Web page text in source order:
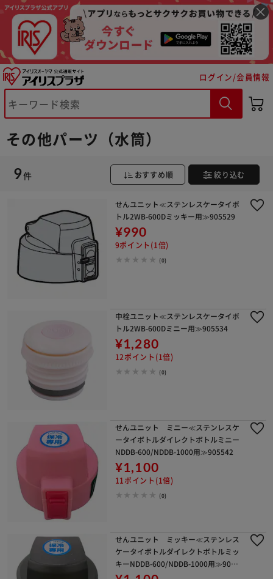
ログイン/会員情報
その他パーツ（水筒）
9件 おすすめ順 絞り込む
せんユニット≪ステンレスケータイボ
トル2WB-600Dミッキー用≫905529
¥990
9ポイント(1倍)
(0)
中栓ユニット≪ステンレスケータイボ
トル2WB-600Dミニー用≫905534
¥1,280
12ポイント(1倍)
(0)
せんユニット ミニー≪ステンレスケ
ータイボトルダイレクトボトルミニー
NDDB-600/NDDB-1000用≫905542
¥1,100
11ポイント(1倍)
(0)
せんユニット ミッキー≪ステンレス
ケータイボトルダイレクトボトルミッ
キーNDDB-600/NDDB-1000用≫9055
38
※ご確認ください
カートに入れる